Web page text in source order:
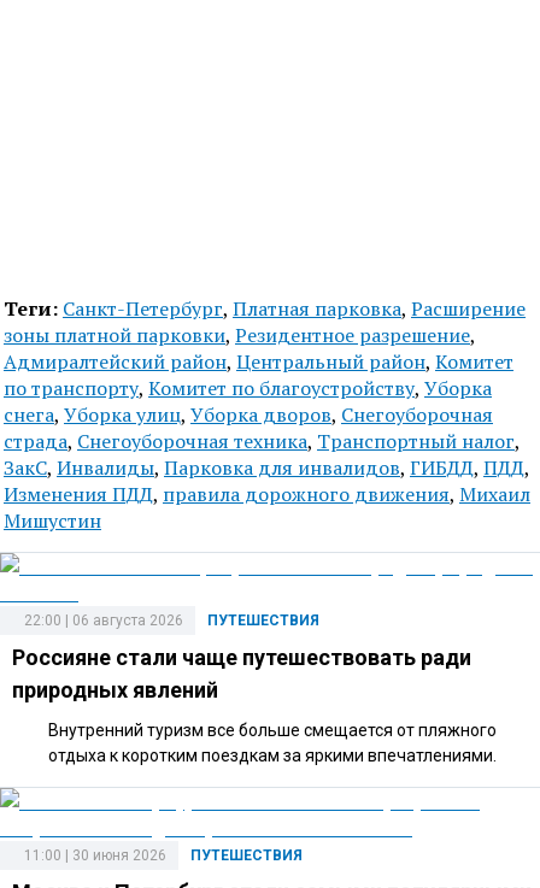
Теги: Санкт-Петербург, Платная парковка, Расширение
зоны платной парковки, Резидентное разрешение,
Адмиралтейский район, Центральный район, Комитет
по транспорту, Комитет по благоустройству, Уборка
снега, Уборка улиц, Уборка дворов, Снегоуборочная
страда, Снегоуборочная техника, Транспортный налог,
ЗакС, Инвалиды, Парковка для инвалидов, ГИБДД, ПДД,
Изменения ПДД, правила дорожного движения, Михаил
Мишустин
ПУТЕШЕСТВИЯ
22:00 | 06 августа 2026
Россияне стали чаще путешествовать ради
природных явлений
Внутренний туризм все больше смещается от пляжного
отдыха к коротким поездкам за яркими впечатлениями.
ПУТЕШЕСТВИЯ
11:00 | 30 июня 2026